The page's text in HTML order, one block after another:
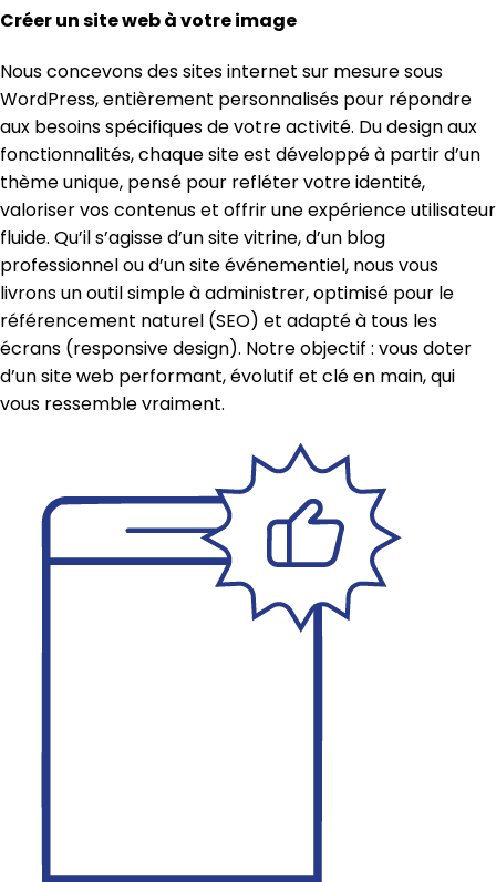
Créer un site web à votre image
Nous concevons des sites internet sur mesure sous
WordPress, entièrement personnalisés pour répondre
aux besoins spécifiques de votre activité. Du design aux
fonctionnalités, chaque site est développé à partir d’un
thème unique, pensé pour refléter votre identité,
valoriser vos contenus et offrir une expérience utilisateur
fluide. Qu’il s’agisse d’un site vitrine, d’un blog
professionnel ou d’un site événementiel, nous vous
livrons un outil simple à administrer, optimisé pour le
référencement naturel (SEO) et adapté à tous les
écrans (responsive design). Notre objectif : vous doter
d’un site web performant, évolutif et clé en main, qui
vous ressemble vraiment.